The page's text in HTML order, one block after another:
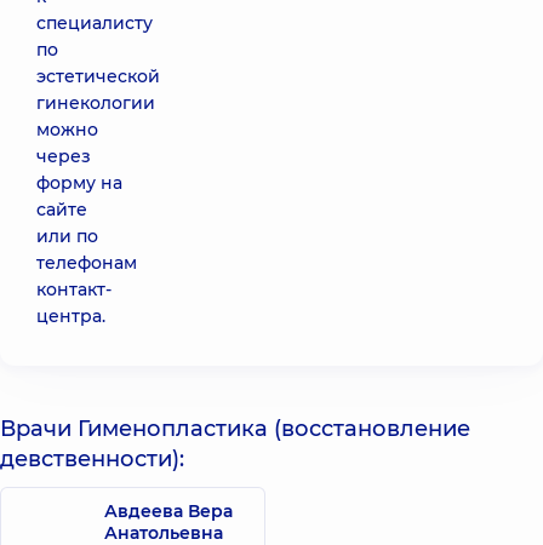
специалисту
по
эстетической
гинекологии
можно
через
форму на
сайте
или по
телефонам
контакт-
центра.
Врачи Гименопластика (восстановление
девственности):
Авдеева Вера
Анатольевна